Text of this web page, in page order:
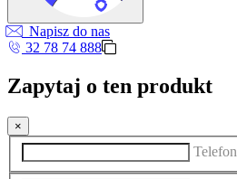
Napisz do nas
32 78 74 888
Zapytaj o ten produkt
×
Telefon